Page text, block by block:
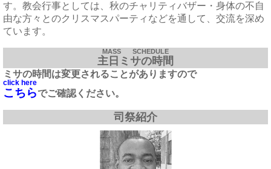
す。教会行事としては、秋のチャリティバザー・身体の不自
由な方々とのクリスマスパーティなどを通して、交流を深め
ています。
主日ミサの時間
MASS SCHEDULE
ミサの時間は変更されることがありますので
こちら
click here
でご確認ください。
司祭紹介